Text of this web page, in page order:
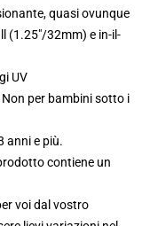
quasi ovunque
(1.25"/32mm) e in-il-
UV
Non per bambini sotto i
anni e più.
contiene un
voi dal vostro